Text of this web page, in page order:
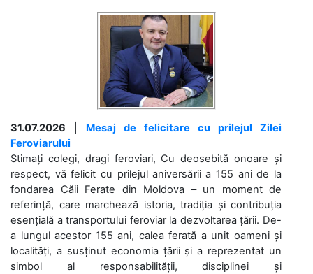
31.07.2026
Mesaj de felicitare cu prilejul Zilei
Feroviarului
Stimați colegi, dragi feroviari, Cu deosebită onoare și
respect, vă felicit cu prilejul aniversării a 155 ani de la
fondarea Căii Ferate din Moldova – un moment de
referință, care marchează istoria, tradiția și contribuția
esențială a transportului feroviar la dezvoltarea țării. De-
a lungul acestor 155 ani, calea ferată a unit oameni și
localități, a susținut economia țării și a reprezentat un
simbol al responsabilității, disciplinei și